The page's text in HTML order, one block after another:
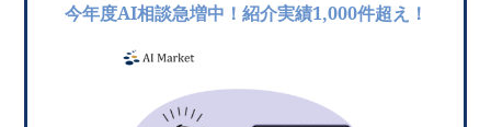
今年度AI相談急増中！紹介実績1,000件超え！